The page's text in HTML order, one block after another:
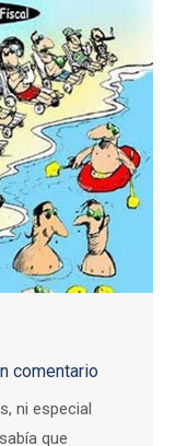
comentario
ni especial
que